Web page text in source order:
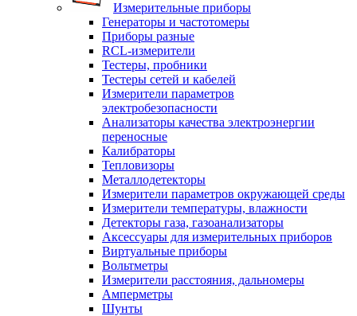
Измерительные приборы
Генераторы и частотомеры
Приборы разные
RCL-измерители
Тестеры, пробники
Тестеры сетей и кабелей
Измерители параметров
электробезопасности
Анализаторы качества электроэнергии
переносные
Калибраторы
Тепловизоры
Металлодетекторы
Измерители параметров окружающей среды
Измерители температуры, влажности
Детекторы газа, газоанализаторы
Аксессуары для измерительных приборов
Виртуальные приборы
Вольтметры
Измерители расстояния, дальномеры
Амперметры
Шунты